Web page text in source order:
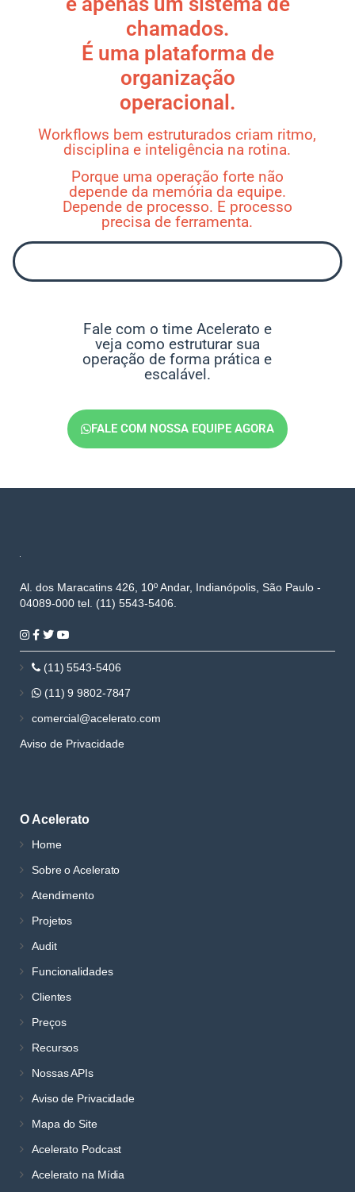
chamados.
É uma plataforma de
organização
operacional.
Workflows bem estruturados criam ritmo,
disciplina e inteligência na rotina.
Porque uma operação forte não
depende da memória da equipe.
Depende de processo. E processo
precisa de ferramenta.
Fale com o time Acelerato e
veja como estruturar sua
operação de forma prática e
escalável.
FALE COM NOSSA EQUIPE AGORA
Al. dos Maracatins 426, 10º Andar, Indianópolis, São Paulo -
04089-000 tel. (11) 5543-5406.
(11) 5543-5406
(11) 9 9802-7847
comercial@acelerato.com
Aviso de Privacidade
O Acelerato
Home
Sobre o Acelerato
Atendimento
Projetos
Audit
Funcionalidades
Clientes
Preços
Recursos
Nossas APIs
Aviso de Privacidade
Mapa do Site
Acelerato Podcast
Acelerato na Mídia